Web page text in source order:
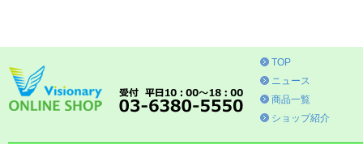
TOP
ニュース
商品一覧
ショップ紹介